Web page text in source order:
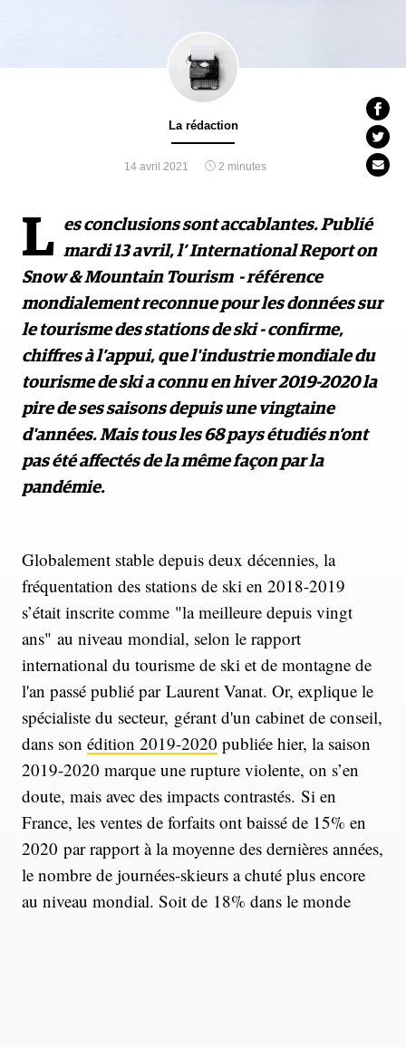
La rédaction
14 avril 2021 2 minutes
L es conclusions sont accablantes. Publié
mardi 13 avril, l’ International Report on
Snow & Mountain Tourism - référence
mondialement reconnue pour les données sur
le tourisme des stations de ski - confirme,
chiffres à l’appui, que l'industrie mondiale du
tourisme de ski a connu en hiver 2019-2020 la
pire de ses saisons depuis une vingtaine
d'années. Mais tous les 68 pays étudiés n’ont
pas été affectés de la même façon par la
pandémie.
Globalement stable depuis deux décennies, la
fréquentation des stations de ski en 2018-2019
s’était inscrite comme "la meilleure depuis vingt
ans" au niveau mondial, selon le rapport
international du tourisme de ski et de montagne de
l'an passé publié par Laurent Vanat. Or, explique le
spécialiste du secteur, gérant d'un cabinet de conseil,
dans son édition 2019-2020 publiée hier, la saison
2019-2020 marque une rupture violente, on s’en
doute, mais avec des impacts contrastés. Si en
France, les ventes de forfaits ont baissé de 15% en
2020 par rapport à la moyenne des dernières années,
le nombre de journées-skieurs a chuté plus encore
au niveau mondial. Soit de 18% dans le monde